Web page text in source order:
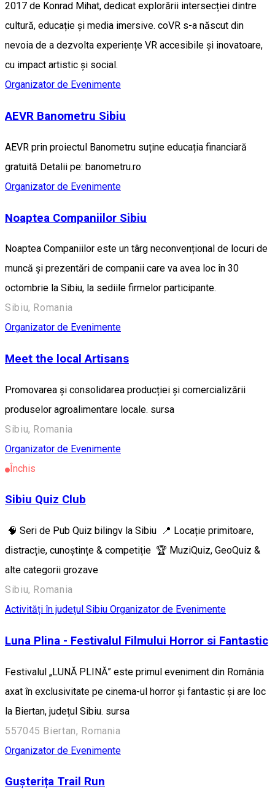
2017 de Konrad Mihat, dedicat explorării intersecției dintre
cultură, educație și media imersive. coVR s-a născut din
nevoia de a dezvolta experiențe VR accesibile și inovatoare,
cu impact artistic și social.
Organizator de Evenimente
AEVR Banometru Sibiu
AEVR prin proiectul Banometru suține educația financiară
gratuită Detalii pe: banometru.ro
Organizator de Evenimente
Noaptea Companiilor Sibiu
Noaptea Companiilor este un târg neconvențional de locuri de
muncă și prezentări de companii care va avea loc în 30
octombrie la Sibiu, la sediile firmelor participante.
Sibiu, Romania
Organizator de Evenimente
Meet the local Artisans
Promovarea și consolidarea producției și comercializării
produselor agroalimentare locale. sursa
Sibiu, Romania
Organizator de Evenimente
Închis
Sibiu Quiz Club
🧠 Seri de Pub Quiz bilingv la Sibiu 📍 Locație primitoare,
distracție, cunoștințe & competiție 🏆 MuziQuiz, GeoQuiz &
alte categorii grozave
Sibiu, Romania
Activități în județul Sibiu Organizator de Evenimente
Luna Plina - Festivalul Filmului Horror si Fantastic
Festivalul „LUNĂ PLINĂ” este primul eveniment din România
axat în exclusivitate pe cinema-ul horror și fantastic și are loc
la Biertan, județul Sibiu. sursa
557045 Biertan, Romania
Organizator de Evenimente
Gușterița Trail Run